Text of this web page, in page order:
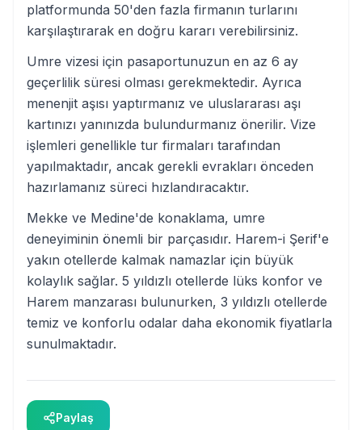
platformunda 50'den fazla firmanın turlarını
karşılaştırarak en doğru kararı verebilirsiniz.
Umre vizesi için pasaportunuzun en az 6 ay
geçerlilik süresi olması gerekmektedir. Ayrıca
menenjit aşısı yaptırmanız ve uluslararası aşı
kartınızı yanınızda bulundurmanız önerilir. Vize
işlemleri genellikle tur firmaları tarafından
yapılmaktadır, ancak gerekli evrakları önceden
hazırlamanız süreci hızlandıracaktır.
Mekke ve Medine'de konaklama, umre
deneyiminin önemli bir parçasıdır. Harem-i Şerif'e
yakın otellerde kalmak namazlar için büyük
kolaylık sağlar. 5 yıldızlı otellerde lüks konfor ve
Harem manzarası bulunurken, 3 yıldızlı otellerde
temiz ve konforlu odalar daha ekonomik fiyatlarla
sunulmaktadır.
Paylaş